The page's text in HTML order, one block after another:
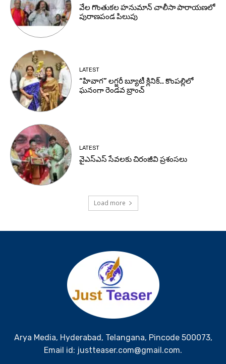
వేల గొంతుకల హనుమాన్ చాలీసా పారాయణలో
పురాణపండ పిలుపు
LATEST
“హివాగ” లగ్జరీ బ్యూటీ క్లినిక్.. కొంపల్లిలో
ఘనంగా రెండవ బ్రాంచ్
LATEST
వైఎస్ఎస్ సేవలకు చిరంజీవి ప్రశంసలు
Load more
Arya Media, Hyderabad, Telangana, Pincode 500073,
Email id: justteaser.com@gmail.com.